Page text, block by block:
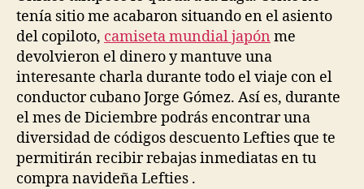
tenía sitio me acabaron situando en el asiento
del copiloto, camiseta mundial japón me
devolvieron el dinero y mantuve una
interesante charla durante todo el viaje con el
conductor cubano Jorge Gómez. Así es, durante
el mes de Diciembre podrás encontrar una
diversidad de códigos descuento Lefties que te
permitirán recibir rebajas inmediatas en tu
compra navideña Lefties .